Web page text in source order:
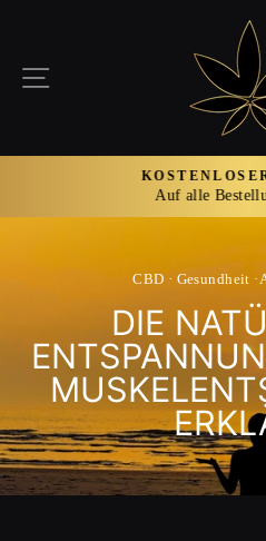
Inhalt
Auf alle
CBD · Gesundheit ·
DIE